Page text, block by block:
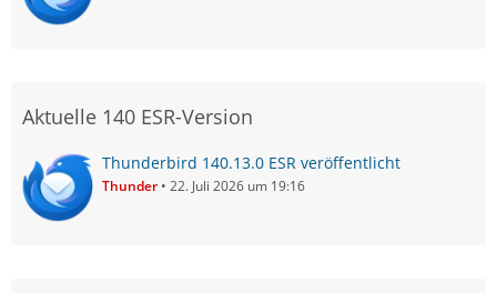
Aktuelle 140 ESR-Version
Thunderbird 140.13.0 ESR veröffentlicht
Thunder 22. Juli 2026 um 19:16